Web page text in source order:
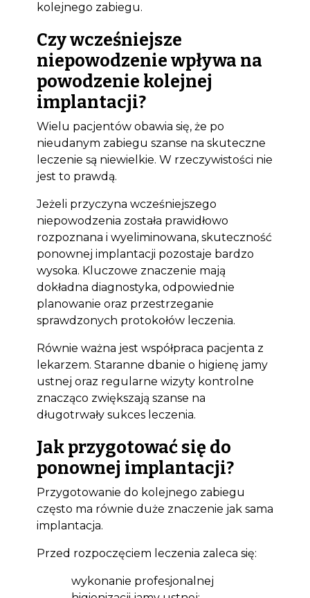
kolejnego zabiegu.
Czy wcześniejsze
niepowodzenie wpływa na
powodzenie kolejnej
implantacji?
Wielu pacjentów obawia się, że po
nieudanym zabiegu szanse na skuteczne
leczenie są niewielkie. W rzeczywistości nie
jest to prawdą.
Jeżeli przyczyna wcześniejszego
niepowodzenia została prawidłowo
rozpoznana i wyeliminowana, skuteczność
ponownej implantacji pozostaje bardzo
wysoka. Kluczowe znaczenie mają
dokładna diagnostyka, odpowiednie
planowanie oraz przestrzeganie
sprawdzonych protokołów leczenia.
Równie ważna jest współpraca pacjenta z
lekarzem. Staranne dbanie o higienę jamy
ustnej oraz regularne wizyty kontrolne
znacząco zwiększają szanse na
długotrwały sukces leczenia.
Jak przygotować się do
ponownej implantacji?
Przygotowanie do kolejnego zabiegu
często ma równie duże znaczenie jak sama
implantacja.
Przed rozpoczęciem leczenia zaleca się:
wykonanie profesjonalnej